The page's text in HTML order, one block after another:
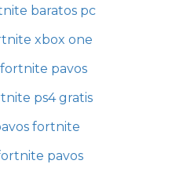
baratos pc
xbox one
pavos
ps4 gratis
fortnite
pavos